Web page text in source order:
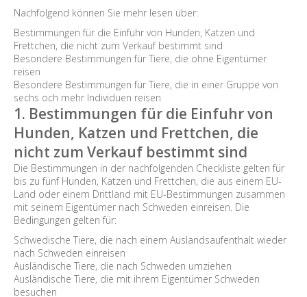
Nachfolgend können Sie mehr lesen über:
Bestimmungen für die Einfuhr von Hunden, Katzen und
Frettchen, die nicht zum Verkauf bestimmt sind
Besondere Bestimmungen für Tiere, die ohne Eigentümer
reisen
Besondere Bestimmungen für Tiere, die in einer Gruppe von
sechs och mehr Individuen reisen
1. Bestimmungen für die Einfuhr von
Hunden, Katzen und Frettchen, die
nicht zum Verkauf bestimmt sind
Die Bestimmungen in der nachfolgenden Checkliste gelten für
bis zu fünf Hunden, Katzen und Frettchen, die aus einem EU-
Land oder einem Drittland mit EU-Bestimmungen zusammen
mit seinem Eigentümer nach Schweden einreisen. Die
Bedingungen gelten für:
Schwedische Tiere, die nach einem Auslandsaufenthalt wieder
nach Schweden einreisen
Ausländische Tiere, die nach Schweden umziehen
Ausländische Tiere, die mit ihrem Eigentümer Schweden
besuchen